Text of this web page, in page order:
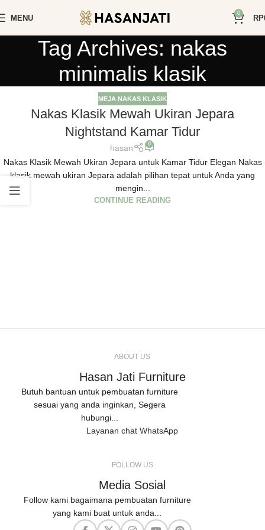
MENU
0
RP
Tag Archives: nakas
minimalis klasik
MEJA NAKAS KLASIK
Nakas Klasik Mewah Ukiran Jepara
Nightstand Kamar Tidur
hasan 0
Nakas Klasik Mewah Ukiran Jepara untuk Kamar Tidur Elegan Nakas
klasik mewah ukiran Jepara adalah pilihan tepat untuk Anda yang
mengin...
CONTINUE READING
ABOUT US
Hasan Jati Furniture
Butuh bantuan untuk pembuatan furniture
sesuai yang anda inginkan, Segera
hubungi...
Layanan chat WhatsApp
FOLLOW US
Media Sosial
Follow kami bagaimana pembuatan furniture
yang kami buat untuk anda...